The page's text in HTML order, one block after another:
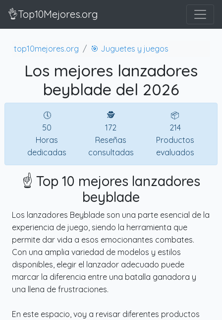
👌Top10Mejores.org
top10mejores.org 🎯 Juguetes y juegos
Los mejores lanzadores
beyblade del 2026
🕔
50
Horas
dedicadas
🕵
172
Reseñas
consultadas
📦
214
Productos
evaluados
☝️ Top 10 mejores lanzadores
beyblade
Los lanzadores Beyblade son una parte esencial de la
experiencia de juego, siendo la herramienta que
permite dar vida a esos emocionantes combates.
Con una amplia variedad de modelos y estilos
disponibles, elegir el lanzador adecuado puede
marcar la diferencia entre una batalla ganadora y
una llena de frustraciones.
En este espacio, voy a revisar diferentes productos